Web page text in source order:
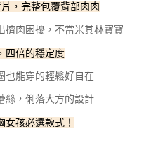
，完整包覆背部肉肉
擠肉困擾，不當米其林寶寶
四倍的穩定度
也能穿的輕鬆好自在
絲，俐落大方的設計
女孩必選款式！